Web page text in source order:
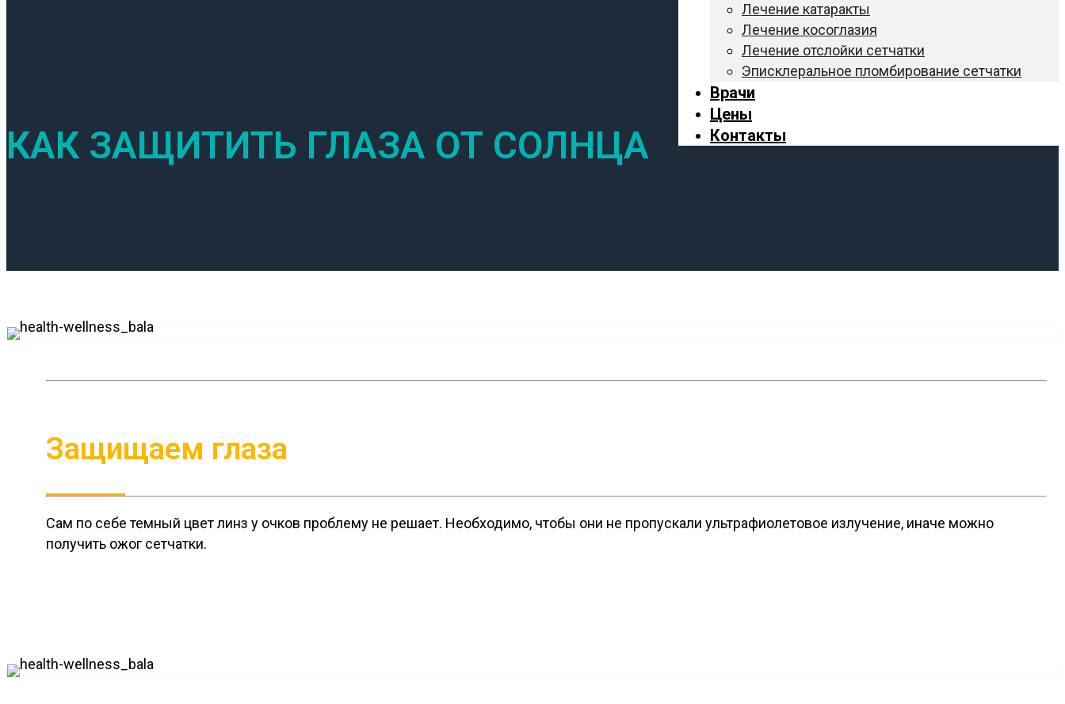
Лечение катаракты
Лечение косоглазия
Лечение отслойки сетчатки
Эписклеральное пломбирование сетчатки
Врачи
Цены
Контакты
КАК ЗАЩИТИТЬ ГЛАЗА ОТ СОЛНЦА
Защищаем глаза
Сам по себе темный цвет линз у очков проблему не решает. Необходимо, чтобы они не пропускали ультрафиолетовое излучение, иначе можно
получить ожог сетчатки.